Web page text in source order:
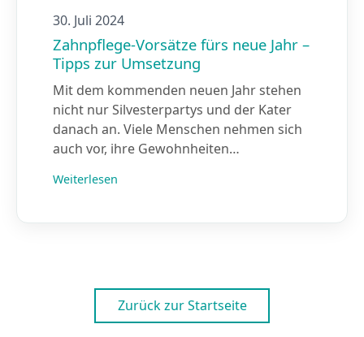
30. Juli 2024
Zahnpflege-Vorsätze fürs neue Jahr –
Tipps zur Umsetzung
Mit dem kommenden neuen Jahr stehen
nicht nur Silvesterpartys und der Kater
danach an. Viele Menschen nehmen sich
auch vor, ihre Gewohnheiten…
Weiterlesen
Zurück zur Startseite